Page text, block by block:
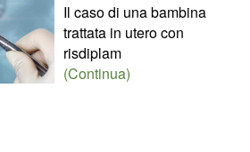
Il caso di una bambina
trattata in utero con
risdiplam
(Continua)